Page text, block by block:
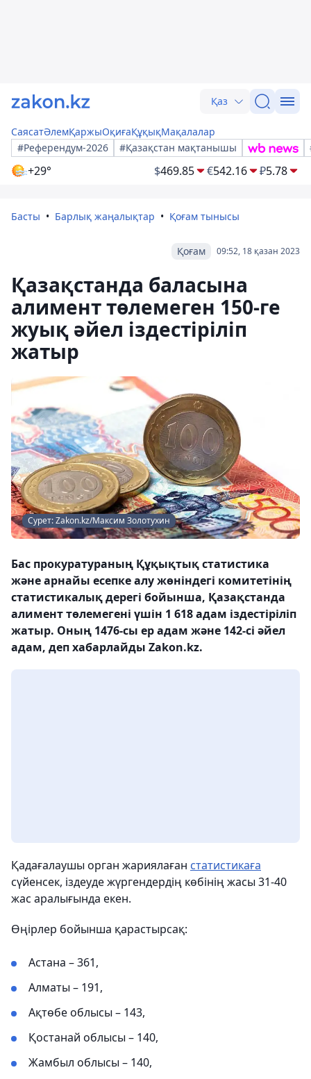
Қаз
СаясатӘлемҚаржыОқиғаҚұқықМақалалар
#Референдум-2026
#Қазақстан мақтанышы
+29° $469.85 €542.16 ₽5.78
Басты Барлық жаңалықтар Қоғам тынысы
09:52, 18 қазан 2023
Қоғам
Қазақстанда баласына
алимент төлемеген 150-ге
жуық әйел іздестіріліп
жатыр
Сурет: Zakon.kz/Максим Золотухин
Бас прокуратураның Құқықтық статистика
және арнайы есепке алу жөніндегі комитетінің
статистикалық дерегі бойынша, Қазақстанда
алимент төлемегені үшін 1 618 адам іздестіріліп
жатыр. Оның 1476-сы ер адам және 142-сі әйел
адам, деп хабарлайды Zakon.kz.
Қадағалаушы орган жариялаған статистикаға
сүйенсек, іздеуде жүргендердің көбінің жасы 31-40
жас аралығында екен.
Өңірлер бойынша қарастырсақ:
Астана – 361,
Алматы – 191,
Ақтөбе облысы – 143,
Қостанай облысы – 140,
Жамбыл облысы – 140,